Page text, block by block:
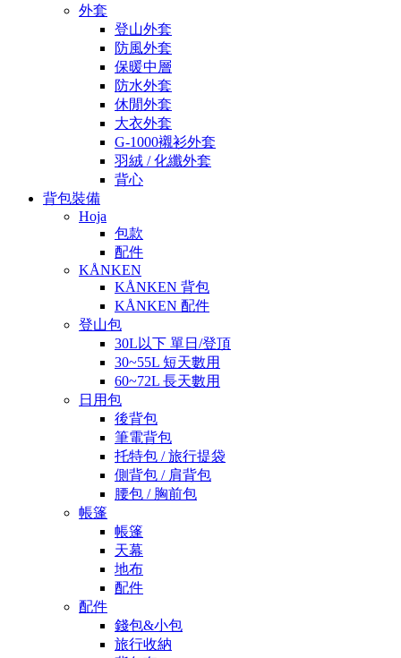
外套
登山外套
防風外套
保暖中層
防水外套
休閒外套
大衣外套
G-1000襯衫外套
羽絨 / 化纖外套
背心
背包裝備
Hoja
包款
配件
KÅNKEN
KÅNKEN 背包
KÅNKEN 配件
登山包
30L以下 單日/登頂
30~55L 短天數用
60~72L 長天數用
日用包
後背包
筆電背包
托特包 / 旅行提袋
側背包 / 肩背包
腰包 / 胸前包
帳篷
帳篷
天幕
地布
配件
配件
錢包&小包
旅行收納